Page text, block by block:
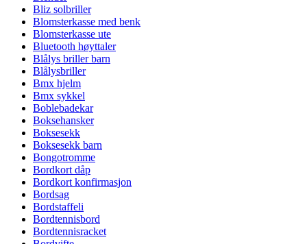
Bliz solbriller
Blomsterkasse med benk
Blomsterkasse ute
Bluetooth høyttaler
Blålys briller barn
Blålysbriller
Bmx hjelm
Bmx sykkel
Boblebadekar
Boksehansker
Boksesekk
Boksesekk barn
Bongotromme
Bordkort dåp
Bordkort konfirmasjon
Bordsag
Bordstaffeli
Bordtennisbord
Bordtennisracket